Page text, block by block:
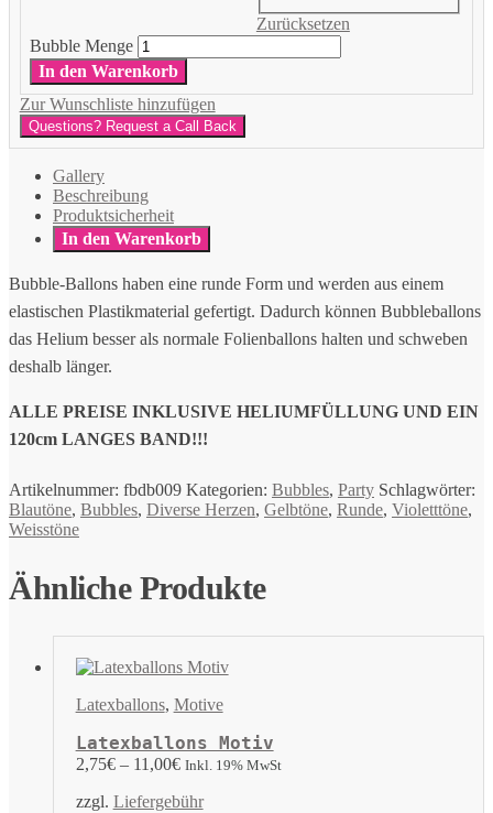
Zurücksetzen
Bubble Menge
In den Warenkorb
Zur Wunschliste hinzufügen
Questions? Request a Call Back
Gallery
Beschreibung
Produktsicherheit
In den Warenkorb
Bubble-Ballons haben eine runde Form und werden aus einem
elastischen Plastikmaterial gefertigt. Dadurch können Bubbleballons
das Helium besser als normale Folienballons halten und schweben
deshalb länger.
ALLE PREISE INKLUSIVE HELIUMFÜLLUNG UND EIN
120cm LANGES BAND!!!
Artikelnummer: fbdb009 Kategorien: Bubbles, Party Schlagwörter:
Blautöne, Bubbles, Diverse Herzen, Gelbtöne, Runde, Violetttöne,
Weisstöne
Ähnliche Produkte
Latexballons, Motive
Latexballons Motiv
2,75€– 11,00€ Inkl. 19% MwSt
zzgl. Liefergebühr